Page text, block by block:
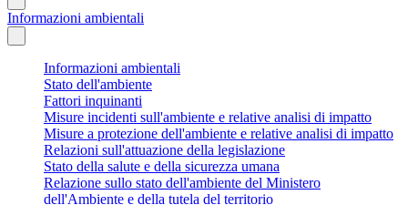
Informazioni ambientali
Informazioni ambientali
Stato dell'ambiente
Fattori inquinanti
Misure incidenti sull'ambiente e relative analisi di impatto
Misure a protezione dell'ambiente e relative analisi di impatto
Relazioni sull'attuazione della legislazione
Stato della salute e della sicurezza umana
Relazione sullo stato dell'ambiente del Ministero
dell'Ambiente e della tutela del territorio